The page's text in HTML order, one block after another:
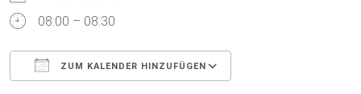
08:00 – 08:30
ZUM KALENDER HINZUFÜGEN